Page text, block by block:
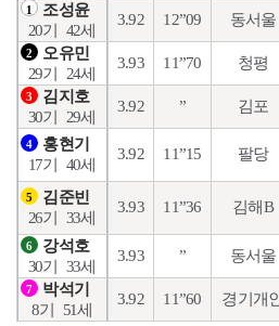
1
조성윤
20기
42세
3.92 12”09 동서울
2
오유민
29기
24세
3.93 11”70 청평
3
김지호
30기
29세
3.92 ” 김포
4
홍현기
17기
40세
3.92 11”15 팔당
5
김준빈
26기
33세
3.93 11”36 김해B
6
강석호
30기
33세
3.93 ” 동서울
7
박석기
8기
51세
3.92 11”60 경기개인